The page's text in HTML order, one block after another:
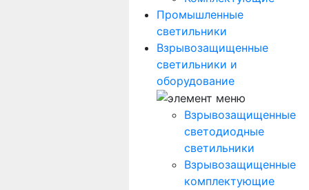
Промышленные
светильники
Взрывозащищенные
светильники и
оборудование
Взрывозащищенные
светодиодные
светильники
Взрывозащищенные
комплектующие